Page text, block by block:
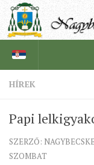
PÜSPÖK
TÖRTÉNELEM
HÍREK
Papi
SZERZŐ:
SZOMBAT